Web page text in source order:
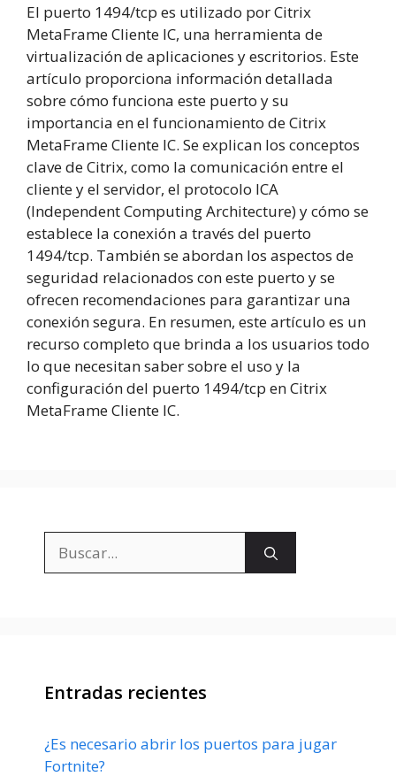
El puerto 1494/tcp es utilizado por Citrix
MetaFrame Cliente IC, una herramienta de
virtualización de aplicaciones y escritorios. Este
artículo proporciona información detallada
sobre cómo funciona este puerto y su
importancia en el funcionamiento de Citrix
MetaFrame Cliente IC. Se explican los conceptos
clave de Citrix, como la comunicación entre el
cliente y el servidor, el protocolo ICA
(Independent Computing Architecture) y cómo se
establece la conexión a través del puerto
1494/tcp. También se abordan los aspectos de
seguridad relacionados con este puerto y se
ofrecen recomendaciones para garantizar una
conexión segura. En resumen, este artículo es un
recurso completo que brinda a los usuarios todo
lo que necesitan saber sobre el uso y la
configuración del puerto 1494/tcp en Citrix
MetaFrame Cliente IC.
Entradas recientes
¿Es necesario abrir los puertos para jugar
Fortnite?